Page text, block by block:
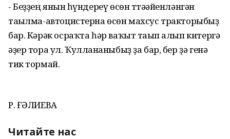
- Беҙҙең янғын һүндереү өсөн ттәғәйенләнгән
тағылма-автоцистерна өсөн махсус тракторыбыҙ
бар. Кәрәк осраҡта һәр ваҡыт тағып алып китергә
әҙер тора ул. Ҡулланғаныбыҙ ҙа бар, бер ҙә генә
тик тормай.
Р. ҒӘЛИЕВА
Читайте нас